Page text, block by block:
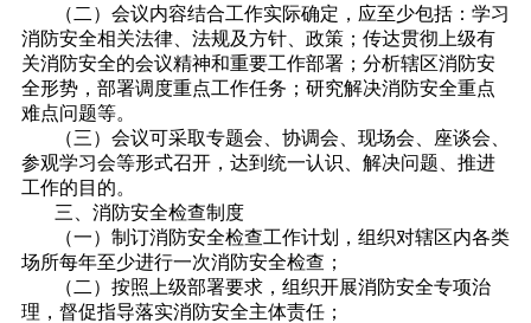
（二）会议内容结合工作实际确定，应至少包括：学习
消防安全相关法律、法规及方针、政策；传达贯彻上级有
关消防安全的会议精神和重要工作部署；分析辖区消防安
全形势，部署调度重点工作任务；研究解决消防安全重点
难点问题等。
（三）会议可采取专题会、协调会、现场会、座谈会、
参观学习会等形式召开，达到统一认识、解决问题、推进
工作的目的。
三、消防安全检查制度
（一）制订消防安全检查工作计划，组织对辖区内各类
场所每年至少进行一次消防安全检查；
（二）按照上级部署要求，组织开展消防安全专项治
理，督促指导落实消防安全主体责任；